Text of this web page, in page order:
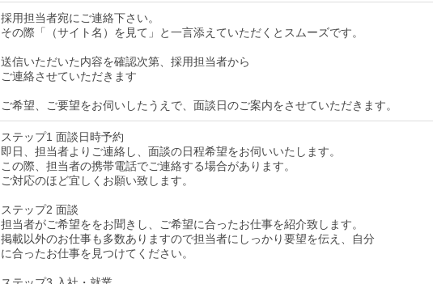
採用担当者宛にご連絡下さい。
その際「（サイト名）を見て」と一言添えていただくとスムーズです。
送信いただいた内容を確認次第、採用担当者から
ご連絡させていただきます
ご希望、ご要望をお伺いしたうえで、面談日のご案内をさせていただきます。
ステップ1 面談日時予約
即日、担当者よりご連絡し、面談の日程希望をお伺いいたします。
この際、担当者の携帯電話でご連絡する場合があります。
ご対応のほど宜しくお願い致します。
ステップ2 面談
担当者がご希望ををお聞きし、ご希望に合ったお仕事を紹介致します。
掲載以外のお仕事も多数ありますので担当者にしっかり要望を伝え、自分
に合ったお仕事を見つけてください。